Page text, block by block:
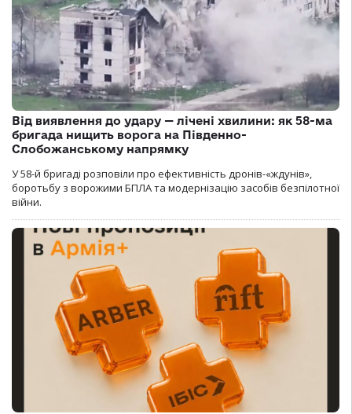
Від виявлення до удару — лічені хвилини: як 58-ма
бригада нищить ворога на Південно-
Слобожанському напрямку
У 58-й бригаді розповіли про ефективність дронів-«ждунів»,
боротьбу з ворожими БПЛА та модернізацію засобів безпілотної
війни.